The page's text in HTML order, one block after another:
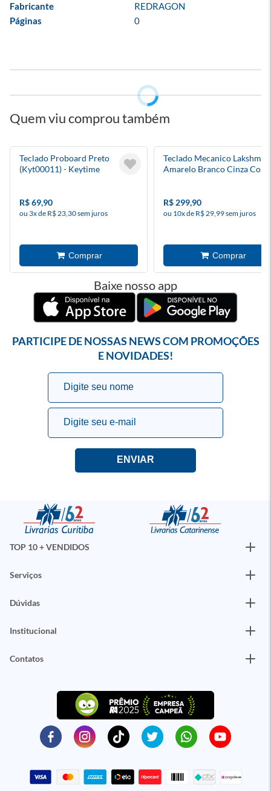
Fabricante
REDRAGON
Páginas
0
Quem viu comprou também
Teclado Proboard Preto
(Kyt00011) - Keytime
R$ 69,90
ou 3x de R$ 23,30 sem juros
Teclado Mecanico Lakshmi
Amarelo Branco Cinza Com
R$ 299,90
ou 10x de R$ 29,99 sem juros
Baixe nosso app
PARTICIPE DE NOSSAS NEWS COM PROMOÇÕES
E NOVIDADES!
TOP 10 + VENDIDOS
Serviços
Dúvidas
Institucional
Contatos